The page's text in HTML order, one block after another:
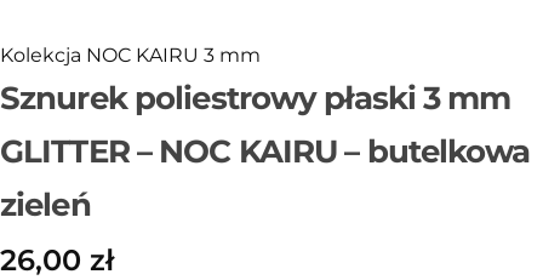
Kolekcja NOC KAIRU 3 mm
Sznurek poliestrowy płaski 3 mm
GLITTER – NOC KAIRU – butelkowa
zieleń
26,00 zł